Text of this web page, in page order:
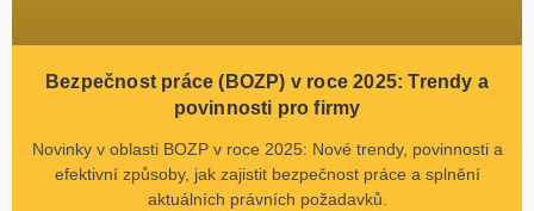
Bezpečnost práce (BOZP) v roce 2025: Trendy a
povinnosti pro firmy
Novinky v oblasti BOZP v roce 2025: Nové trendy, povinnosti a
efektivní způsoby, jak zajistit bezpečnost práce a splnění
aktuálních právních požadavků.